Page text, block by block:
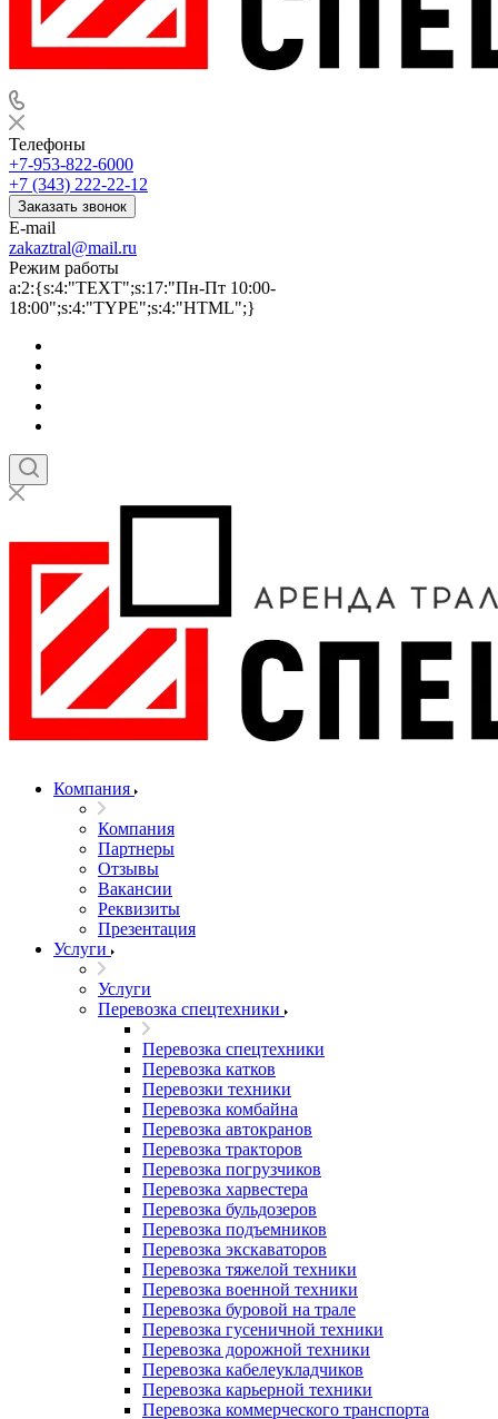
Телефоны
+7-953-822-6000
+7 (343) 222-22-12
Заказать звонок
E-mail
zakaztral@mail.ru
Режим работы
a:2:{s:4:"TEXT";s:17:"Пн-Пт 10:00-
18:00";s:4:"TYPE";s:4:"HTML";}
Компания
Компания
Партнеры
Отзывы
Вакансии
Реквизиты
Презентация
Услуги
Услуги
Перевозка спецтехники
Перевозка спецтехники
Перевозка катков
Перевозки техники
Перевозка комбайна
Перевозка автокранов
Перевозка тракторов
Перевозка погрузчиков
Перевозка харвестера
Перевозка бульдозеров
Перевозка подъемников
Перевозка экскаваторов
Перевозка тяжелой техники
Перевозка военной техники
Перевозка буровой на трале
Перевозка гусеничной техники
Перевозка дорожной техники
Перевозка кабелеукладчиков
Перевозка карьерной техники
Перевозка коммерческого транспорта